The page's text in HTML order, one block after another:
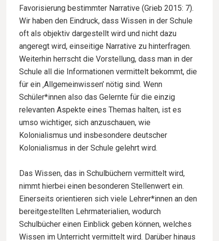
Favorisierung bestimmter Narrative (Grieb 2015: 7).
Wir haben den Eindruck, dass Wissen in der Schule
oft als objektiv dargestellt wird und nicht dazu
angeregt wird, einseitige Narrative zu hinterfragen.
Weiterhin herrscht die Vorstellung, dass man in der
Schule all die Informationen vermittelt bekommt, die
für ein ‚Allgemeinwissen’ nötig sind. Wenn
Schüler*innen also das Gelernte für die einzig
relevanten Aspekte eines Themas halten, ist es
umso wichtiger, sich anzuschauen, wie
Kolonialismus und insbesondere deutscher
Kolonialismus in der Schule gelehrt wird.
Das Wissen, das in Schulbüchern vermittelt wird,
nimmt hierbei einen besonderen Stellenwert ein.
Einerseits orientieren sich viele Lehrer*innen an den
bereitgestellten Lehrmaterialien, wodurch
Schulbücher einen Einblick geben können, welches
Wissen im Unterricht vermittelt wird. Darüber hinaus